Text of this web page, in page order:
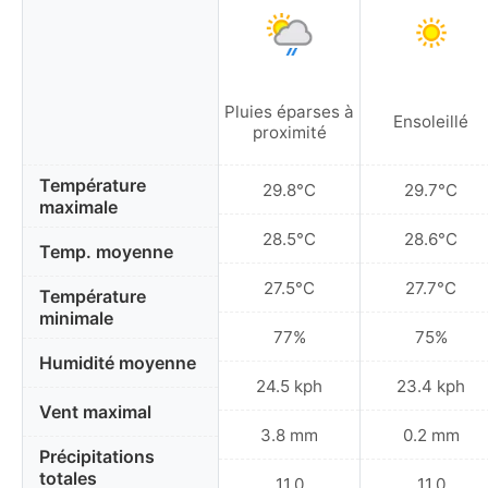
Température
maximale
Temp. moyenne
Température
minimale
Humidité moyenne
Vent maximal
Précipitations
totales
Pluies éparses à
proximité
29.8°C
28.5°C
27.5°C
77%
24.5 kph
3.8 mm
Ensoleillé
29.7°C
28.6°C
27.7°C
75%
23.4 kph
0.2 mm